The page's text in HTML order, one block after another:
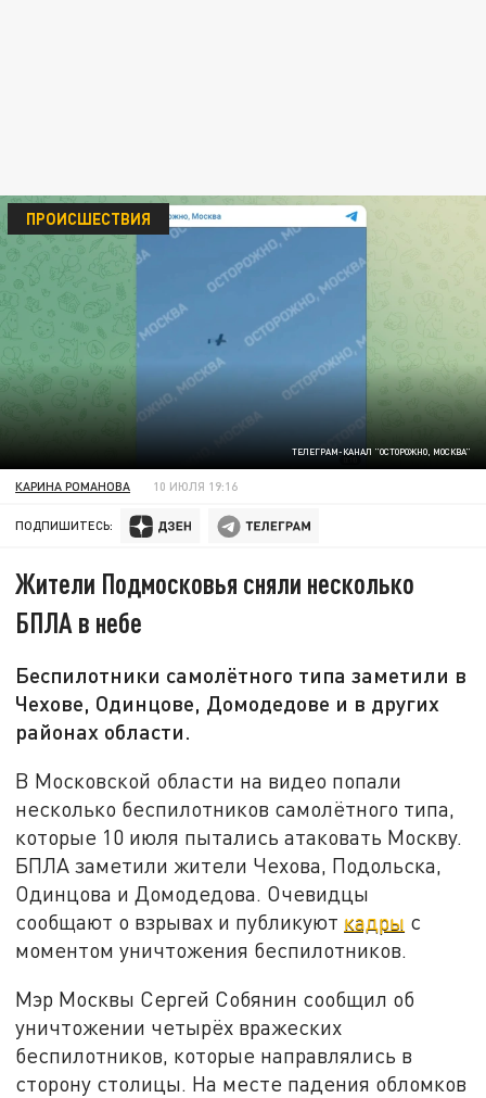
ТЕЛЕГРАМ-КАНАЛ "ОСТОРОЖНО, МОСКВА"
ПРОИСШЕСТВИЯ
КАРИНА РОМАНОВА 10 ИЮЛЯ 19:16
ПОДПИШИТЕСЬ:
Жители Подмосковья сняли несколько
БПЛА в небе
Беспилотники самолётного типа заметили в
Чехове, Одинцове, Домодедове и в других
районах области.
В Московской области на видео попали
несколько беспилотников самолётного типа,
которые 10 июля пытались атаковать Москву.
БПЛА заметили жители Чехова, Подольска,
Одинцова и Домодедова. Очевидцы
сообщают о взрывах и публикуют кадры с
моментом уничтожения беспилотников.
Мэр Москвы Сергей Собянин сообщил об
уничтожении четырёх вражеских
беспилотников, которые направлялись в
сторону столицы. На месте падения обломков